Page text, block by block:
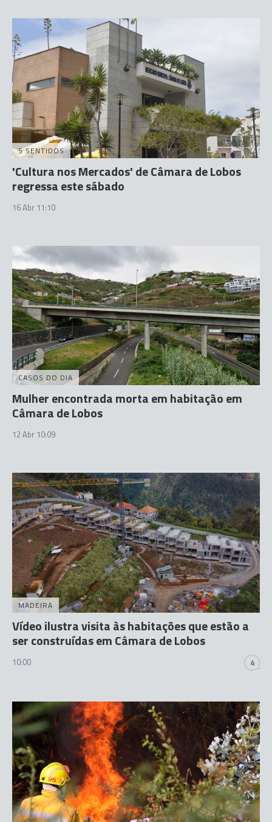
5 SENTIDOS
'Cultura nos Mercados' de Câmara de Lobos
regressa este sábado
16 Abr 11:10
CASOS DO DIA
Mulher encontrada morta em habitação em
Câmara de Lobos
12 Abr 10:09
MADEIRA
Vídeo ilustra visita às habitações que estão a
ser construídas em Câmara de Lobos
10:00 4